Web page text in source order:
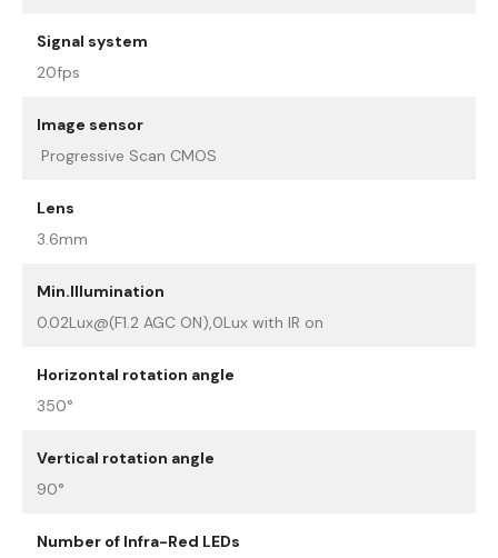
Signal system
20fps
Image sensor
Progressive Scan CMOS
Lens
3.6mm
Min.Illumination
0.02Lux@(F1.2 AGC ON),0Lux with IR on
Horizontal rotation angle
350°
Vertical rotation angle
90°
Number of Infra-Red LEDs